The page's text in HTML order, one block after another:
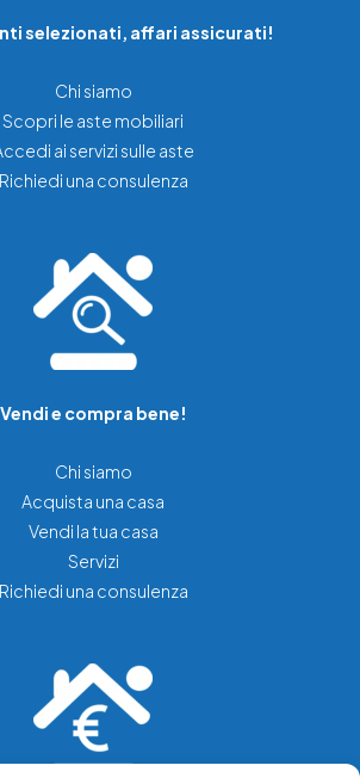
selezionati, affari assicurati!
Chi siamo
Scopri le aste mobiliari
ai servizi sulle aste
Richiedi una consulenza
Vendi e compra bene!
Chi siamo
Acquista una casa
Vendi la tua casa
Servizi
Richiedi una consulenza